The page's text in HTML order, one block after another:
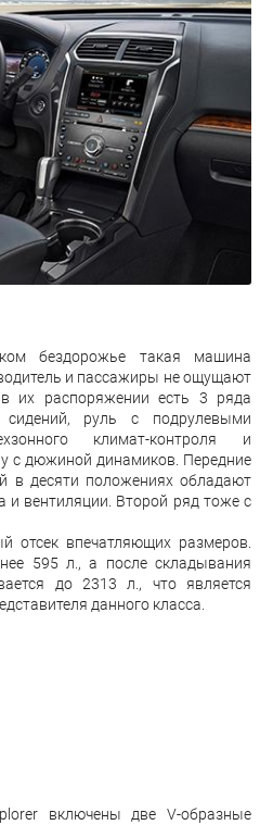
бездорожье такая машина
и пассажиры не ощущают
в их распоряжении есть 3 ряда
руль с подрулевыми
климат-контроля и
с дюжиной динамиков. Передние
в десяти положениях обладают
и вентиляции. Второй ряд тоже с
отсек впечатляющих размеров.
595 л., а после складывания
до 2313 л., что является
данного класса.
включены две V-образные